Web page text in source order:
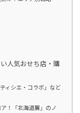
人気おせち店・購
ィシエ・コラボ」など
！「北海道展」のノ